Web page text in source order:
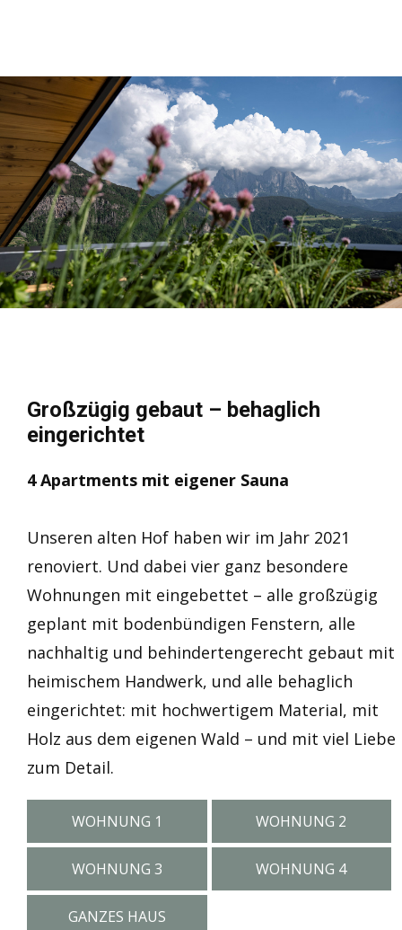
Großzügig gebaut – behaglich
eingerichtet
4 Apartments mit eigener Sauna
Unseren alten Hof haben wir im Jahr 2021
renoviert. Und dabei vier ganz besondere
Wohnungen mit eingebettet – alle großzügig
geplant mit bodenbündigen Fenstern, alle
nachhaltig und behindertengerecht gebaut mit
heimischem Handwerk, und alle behaglich
eingerichtet: mit hochwertigem Material, mit
Holz aus dem eigenen Wald – und mit viel Liebe
zum Detail.
WOHNUNG 1 WOHNUNG 2
WOHNUNG 3 WOHNUNG 4
GANZES HAUS